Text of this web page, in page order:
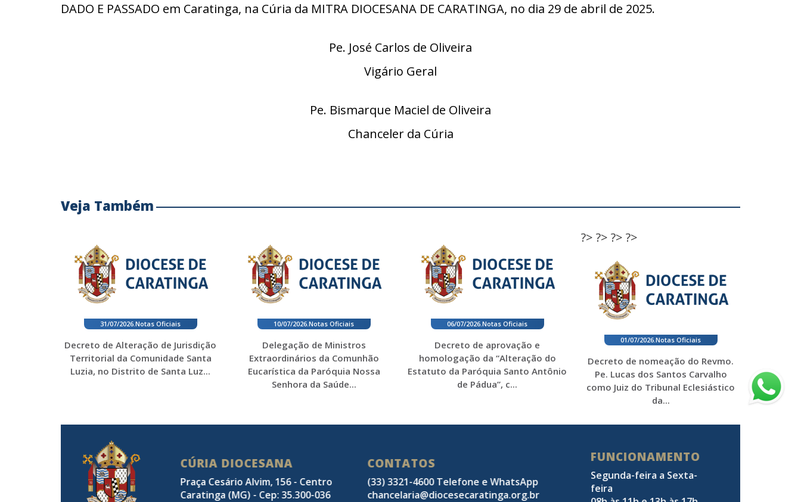
DADO E PASSADO em Caratinga, na Cúria da MITRA DIOCESANA DE CARATINGA, no dia 29 de abril de 2025.
Pe. José Carlos de Oliveira
Vigário Geral
Pe. Bismarque Maciel de Oliveira
Chanceler da Cúria
Veja Também
?>
31/07/2026.Notas Oficiais
Decreto de Alteração de Jurisdição
Territorial da Comunidade Santa
Luzia, no Distrito de Santa Luz...
?>
10/07/2026.Notas Oficiais
Delegação de Ministros
Extraordinários da Comunhão
Eucarística da Paróquia Nossa
Senhora da Saúde...
?>
06/07/2026.Notas Oficiais
Decreto de aprovação e
homologação da “Alteração do
Estatuto da Paróquia Santo Antônio
de Pádua”, c...
?>
01/07/2026.Notas Oficiais
Decreto de nomeação do Revmo.
Pe. Lucas dos Santos Carvalho
como Juiz do Tribunal Eclesiástico
da...
CÚRIA DIOCESANA
Praça Cesário Alvim, 156 - Centro
Caratinga (MG) - Cep: 35.300-036
CONTATOS
(33) 3321-4600 Telefone e WhatsApp
chancelaria@diocesecaratinga.org.br
FUNCIONAMENTO
Segunda-feira a Sexta-
feira